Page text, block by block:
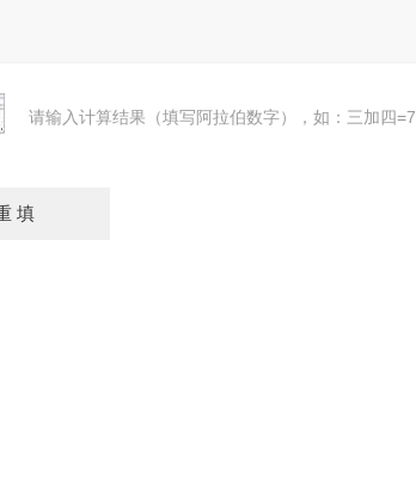
请输入计算结果（填写阿拉伯数字），如：三加四=7